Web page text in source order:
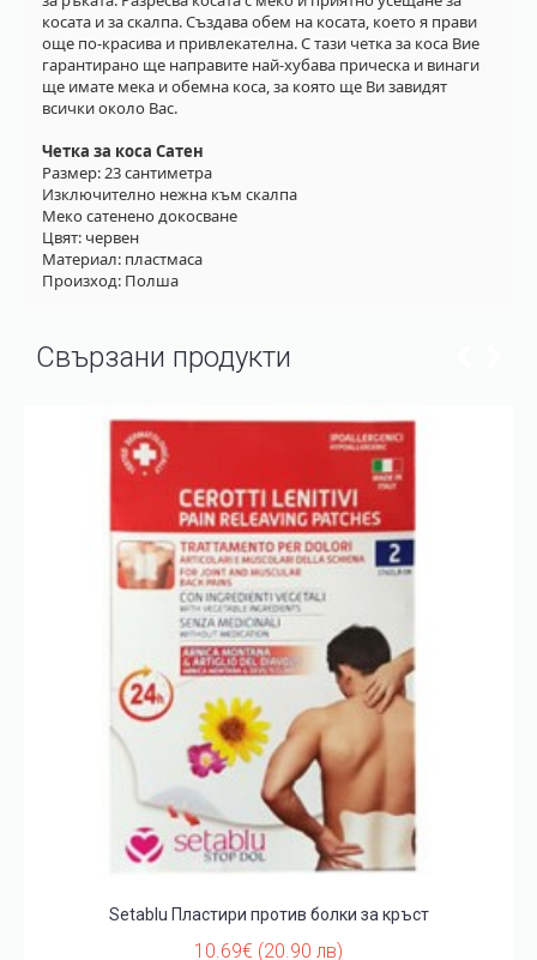
косата и за скалпа. Създава обем на косата, което я прави
още по-красива и привлекателна. С тази четка за коса Вие
гарантирано ще направите най-хубава прическа и винаги
ще имате мека и обемна коса, за която ще Ви завидят
всички около Вас.
Четка за коса Сатен
Размер: 23 сантиметра
Изключително нежна към скалпа
Меко сатенено докосване
Цвят: червен
Материал: пластмаса
Произход: Полша
Свързани продукти
Setablu Пластири против болки за кръст
10.69€ (20.90 лв)